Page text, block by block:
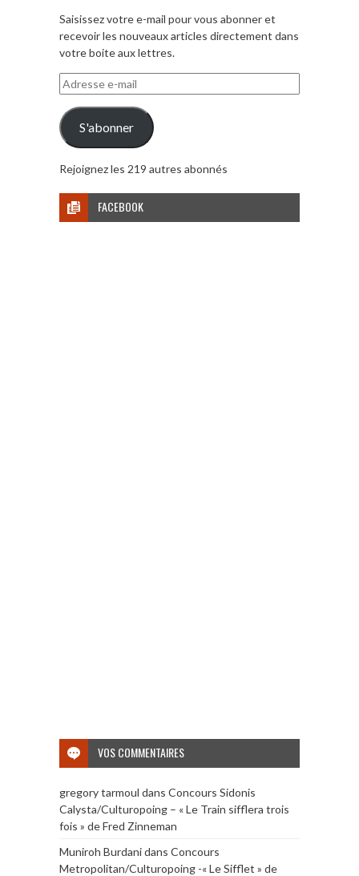
Saisissez votre e-mail pour vous abonner et
recevoir les nouveaux articles directement dans
votre boite aux lettres.
Adresse
e-
mail
S'abonner
Rejoignez les 219 autres abonnés
FACEBOOK
VOS COMMENTAIRES
gregory tarmoul dans Concours Sidonis
Calysta/Culturopoing – « Le Train sifflera trois
fois » de Fred Zinneman
Muniroh Burdanidans Concours
Metropolitan/Culturopoing -« Le Sifflet » de